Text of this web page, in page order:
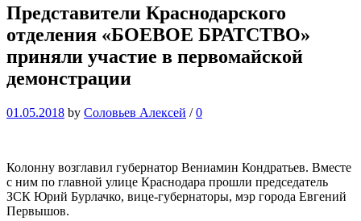
Представители Краснодарского
отделения «БОЕВОЕ БРАТСТВО»
приняли участие в первомайской
демонстрации
01.05.2018 by Соловьев Алексей / 0
Колонну возглавил губернатор Вениамин Кондратьев. Вместе
с ним по главной улице Краснодара прошли председатель
ЗСК Юрий Бурлачко, вице-губернаторы, мэр города Евгений
Первышов.